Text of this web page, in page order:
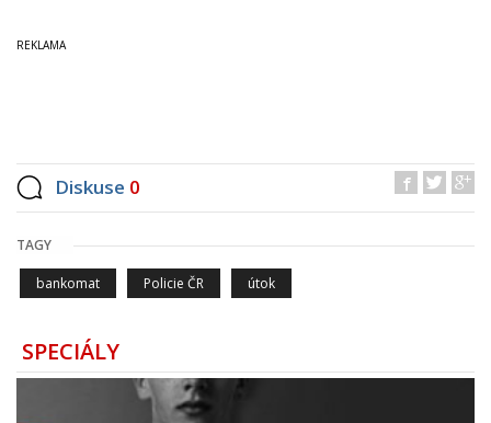
Diskuse 0
TAGY
bankomat Policie ČR útok
SPECIÁLY